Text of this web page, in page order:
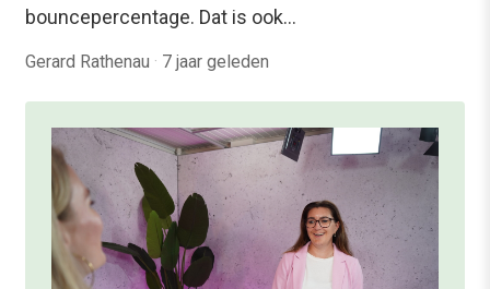
bouncepercentage. Dat is ook…
Gerard Rathenau · 7 jaar geleden